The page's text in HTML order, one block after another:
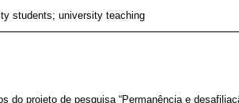
students; university teaching
do projeto de pesquisa “Permanência e